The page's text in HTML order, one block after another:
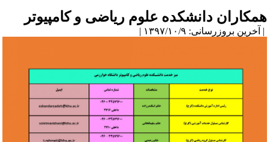
دانشکده علوم ریاضی و کامپیوتر
بروزرسانی: ۱۳۹۷/۱۰/۹ |